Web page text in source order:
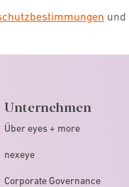
und
Unternehmen
Über eyes + more
nexeye
Corporate Governance